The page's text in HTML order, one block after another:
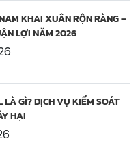
KHAI XUÂN RỘN RÀNG –
LỢI NĂM 2026
LÀ GÌ? DỊCH VỤ KIỂM SOÁT
HẠI